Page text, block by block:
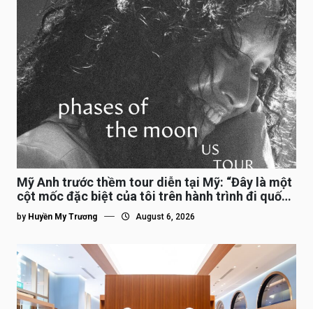
Mỹ Anh trước thềm tour diễn tại Mỹ: “Đây là một
cột mốc đặc biệt của tôi trên hành trình đi quốc
tế”
by Huyền My Trương August 6, 2026